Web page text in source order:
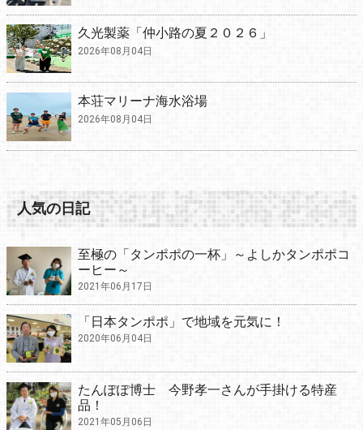
久光製薬「仲小路の夏２０２６」
2026年08月04日
本荘マリーナ海水浴場
2026年08月04日
人気の日記
至極の「タンポポの一杯」～よしかタンポポコ
ーヒー～
2021年06月17日
「日本タンポポ」で地域を元気に！
2020年06月04日
たんぽぽ博士 今野孝一さんが手掛ける特産
品！
2021年05月06日